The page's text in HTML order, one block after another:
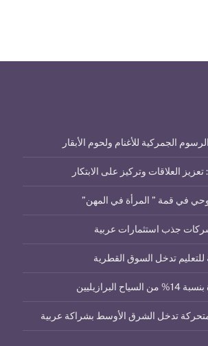
الجمركية للأغنام ولحوم الأبقار
تعزيز العلاقات وتركيز على الابتكار
في قمة ” المرأة في المهن”
جذب استثمارات عربية
للتعليم تدخل السوق القطرية
البرازيليين
تدخل الشرق الأوسط بشراكة عربية